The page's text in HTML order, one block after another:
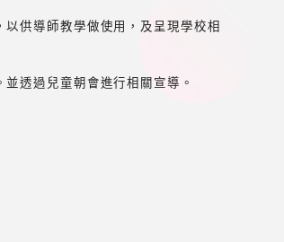
供導師教學做使用，及呈現學校相
透過兒童朝會進行相關宣導。